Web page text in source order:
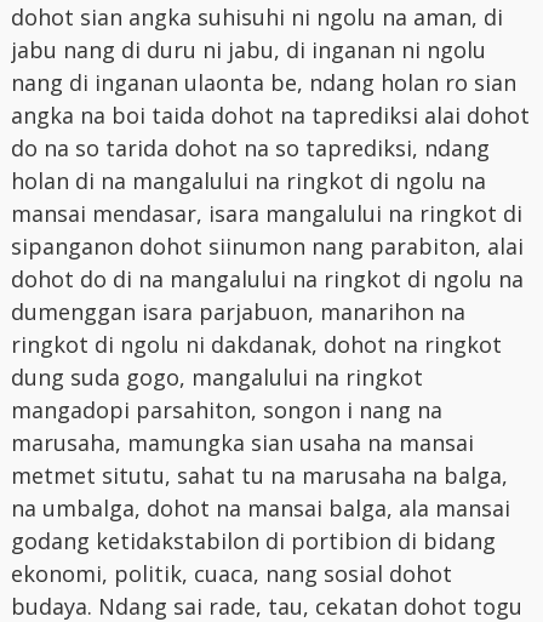
dohot sian angka suhisuhi ni ngolu na aman, di
jabu nang di duru ni jabu, di inganan ni ngolu
nang di inganan ulaonta be, ndang holan ro sian
angka na boi taida dohot na taprediksi alai dohot
do na so tarida dohot na so taprediksi, ndang
holan di na mangalului na ringkot di ngolu na
mansai mendasar, isara mangalului na ringkot di
sipanganon dohot siinumon nang parabiton, alai
dohot do di na mangalului na ringkot di ngolu na
dumenggan isara parjabuon, manarihon na
ringkot di ngolu ni dakdanak, dohot na ringkot
dung suda gogo, mangalului na ringkot
mangadopi parsahiton, songon i nang na
marusaha, mamungka sian usaha na mansai
metmet situtu, sahat tu na marusaha na balga,
na umbalga, dohot na mansai balga, ala mansai
godang ketidakstabilon di portibion di bidang
ekonomi, politik, cuaca, nang sosial dohot
budaya. Ndang sai rade, tau, cekatan dohot togu